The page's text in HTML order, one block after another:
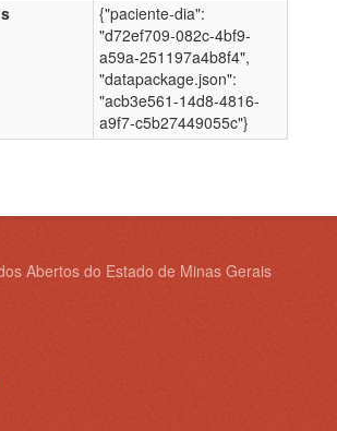
{"paciente-dia":
"d72ef709-082c-4bf9-
a59a-251197a4b8f4",
"datapackage.json":
"acb3e561-14d8-4816-
a9f7-c5b27449055c"}
Abertos do Estado de Minas Gerais